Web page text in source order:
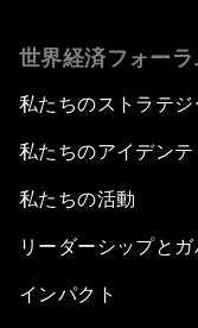
世界経済フォー
私たちのストラテジ
私たちのアイデンテ
私たちの活動
リーダーシップと
インパクト